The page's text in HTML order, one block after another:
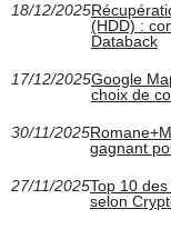
18/12/2025
(HDD) :
Databack
17/12/2025Google
choix de
30/11/2025
gagnant
27/11/2025Top 10
selon